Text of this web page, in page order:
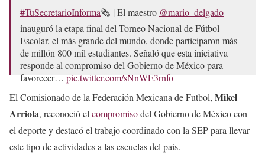
#TuSecretarioInforma🗞️ | El maestro @mario_delgado
inauguró la etapa final del Torneo Nacional de Fútbol
Escolar, el más grande del mundo, donde participaron más
de millón 800 mil estudiantes. Señaló que esta iniciativa
responde al compromiso del Gobierno de México para
favorecer… pic.twitter.com/sNnWE3rnfo
— SEP México (@SEP_mx)June 10, 2025
El Comisionado de la Federación Mexicana de Futbol, Mikel
Arriola, reconoció el compromisodel Gobierno de México con
el deporte y destacó el trabajo coordinado con la SEP para llevar
este tipo de actividades a las escuelas del país.